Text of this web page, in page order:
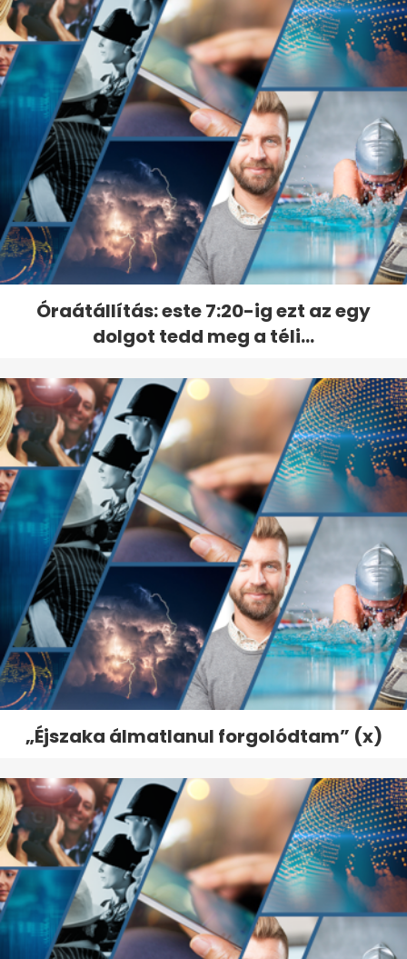
Óraátállítás: este 7:20-ig ezt az egy
dolgot tedd meg a téli...
„Éjszaka álmatlanul forgolódtam” (x)